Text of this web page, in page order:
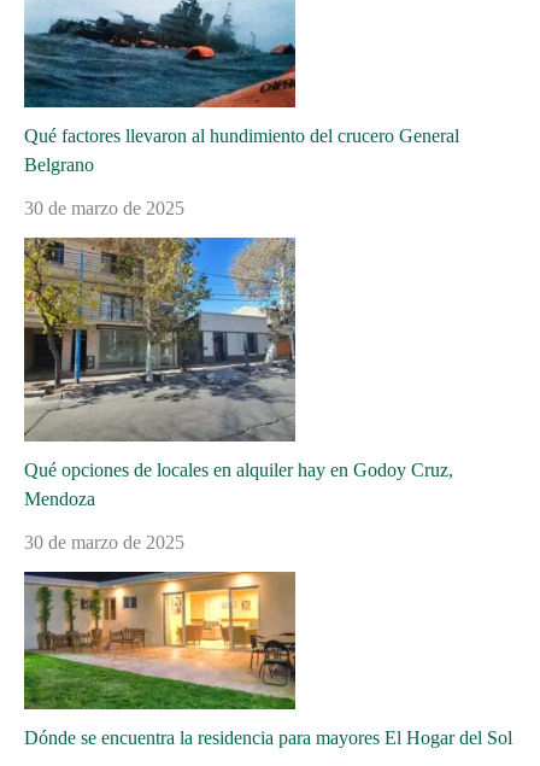
Qué factores llevaron al hundimiento del crucero General
Belgrano
30 de marzo de 2025
Qué opciones de locales en alquiler hay en Godoy Cruz,
Mendoza
30 de marzo de 2025
Dónde se encuentra la residencia para mayores El Hogar del Sol